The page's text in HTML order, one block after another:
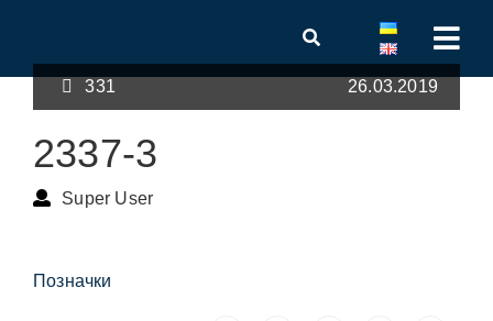
331 26.03.2019
2337-3
Super User
Позначки